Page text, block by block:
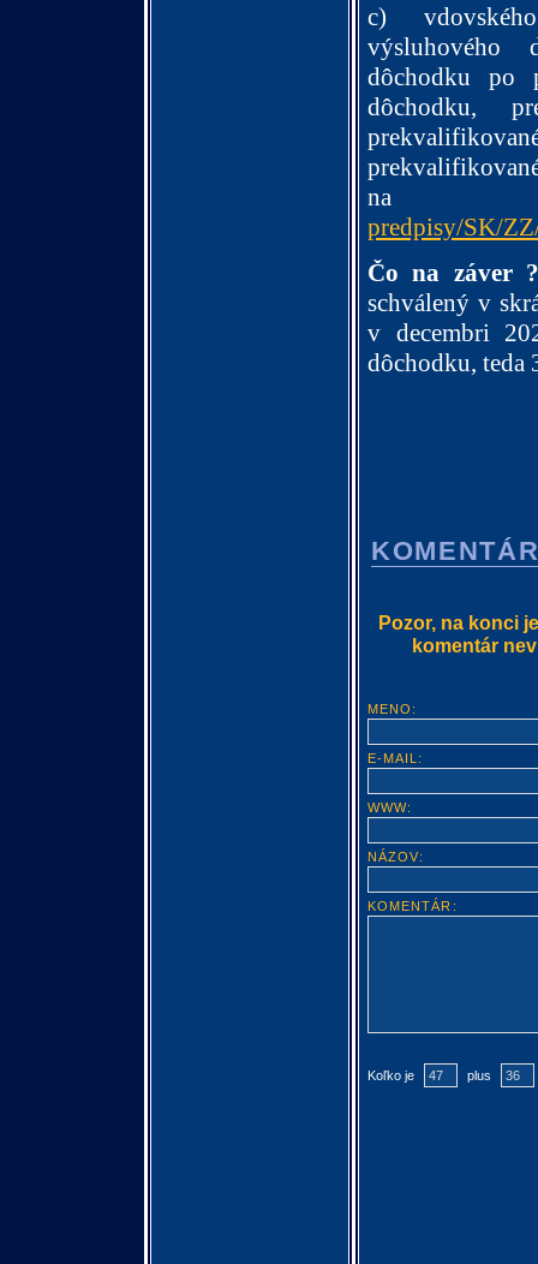
c)
výsluhového
dôchodku po
dôchodku,
na
predpisy/SK/
Čo na záver
schválený v
v decembri
dôchodku, teda
Pozor, na konci
komentár
MENO:
E-MAIL:
WWW:
NÁZOV:
KOMENTÁR:
Koľko je plus